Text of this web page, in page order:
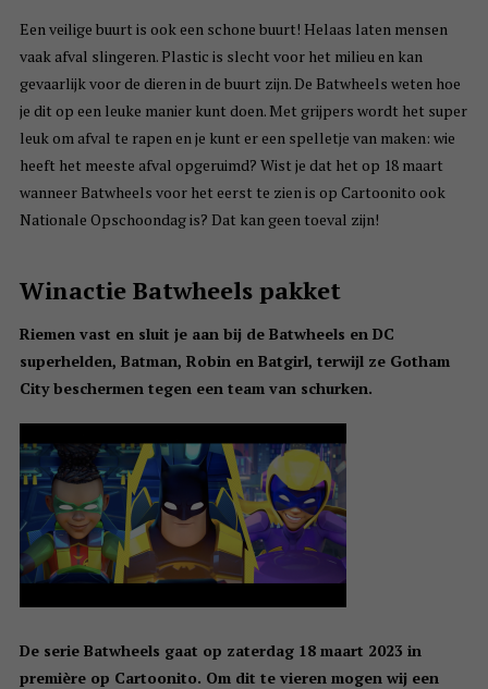
Een veilige buurt is ook een schone buurt! Helaas laten mensen
vaak afval slingeren. Plastic is slecht voor het milieu en kan
gevaarlijk voor de dieren in de buurt zijn. De Batwheels weten hoe
je dit op een leuke manier kunt doen. Met grijpers wordt het super
leuk om afval te rapen en je kunt er een spelletje van maken: wie
heeft het meeste afval opgeruimd? Wist je dat het op 18 maart
wanneer Batwheels voor het eerst te zien is op Cartoonito ook
Nationale Opschoondag is? Dat kan geen toeval zijn!
Winactie Batwheels pakket
Riemen vast en sluit je aan bij de Batwheels en DC
superhelden, Batman, Robin en Batgirl, terwijl ze Gotham
City beschermen tegen een team van schurken.
De serie Batwheels gaat op zaterdag 18 maart 2023 in
première op Cartoonito. Om dit te vieren mogen wij een